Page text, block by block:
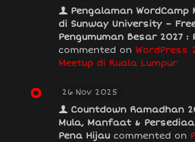
Pengalaman WordCamp
di Sunway University –
Pengumuman Besar 2027 :
commented on WordPress
Meetup di Kuala Lumpur
26 Nov 2025
Countdown Ramadhan
Mula, Manfaat &
Pena Hijau commented on